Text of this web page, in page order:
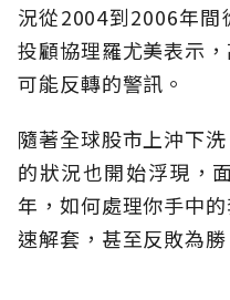
況從2004到2006年
投顧協理羅尤美表示
可能反轉的警訊。
隨著全球股市上沖下
的狀況也開始浮現，
年，如何處理你手中
速解套，甚至反敗為勝